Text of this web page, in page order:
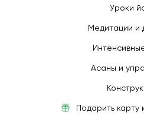
Уроки
Медитации и
Асаны и
Подарить карту